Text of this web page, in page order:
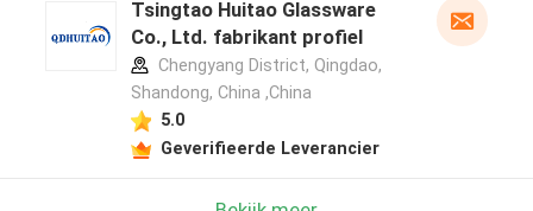
Tsingtao Huitao Glassware
Co., Ltd. fabrikant profiel
Chengyang District, Qingdao,
Shandong, China ,China
5.0
Geverifieerde Leverancier